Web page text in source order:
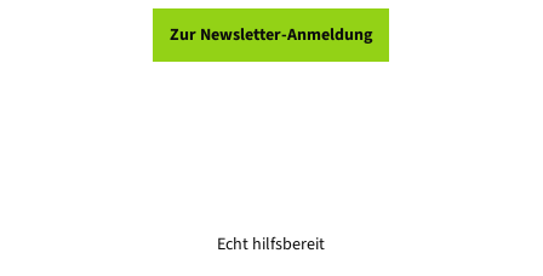
Zur Newsletter-Anmeldung
Echt hilfsbereit